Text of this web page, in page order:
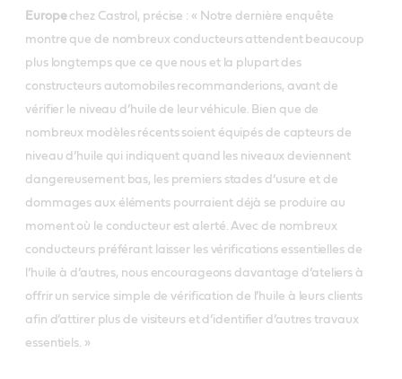
Europechez Castrol, précise : « Notre dernière enquête
montre que de nombreux conducteurs attendent beaucoup
plus longtemps que ce que nous et la plupart des
constructeurs automobiles recommanderions, avant de
vérifier le niveau d’huile de leur véhicule. Bien que de
nombreux modèles récents soient équipés de capteurs de
niveau d’huile qui indiquent quand les niveaux deviennent
dangereusement bas, les premiers stades d’usure et de
dommages aux éléments pourraient déjà se produire au
moment où le conducteur est alerté. Avec de nombreux
conducteurs préférant laisser les vérifications essentielles de
l’huile à d’autres, nous encourageons davantage d’ateliers à
offrir un service simple de vérification de l’huile à leurs clients
afin d’attirer plus de visiteurs et d’identifier d’autres travaux
essentiels. »